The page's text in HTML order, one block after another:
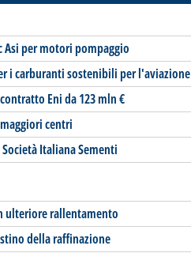
Asi per motori pompaggio
i carburanti sostenibili per l'aviazione
Eni da 123 mln €
centri
Italiana Sementi
ulteriore rallentamento
della raffinazione